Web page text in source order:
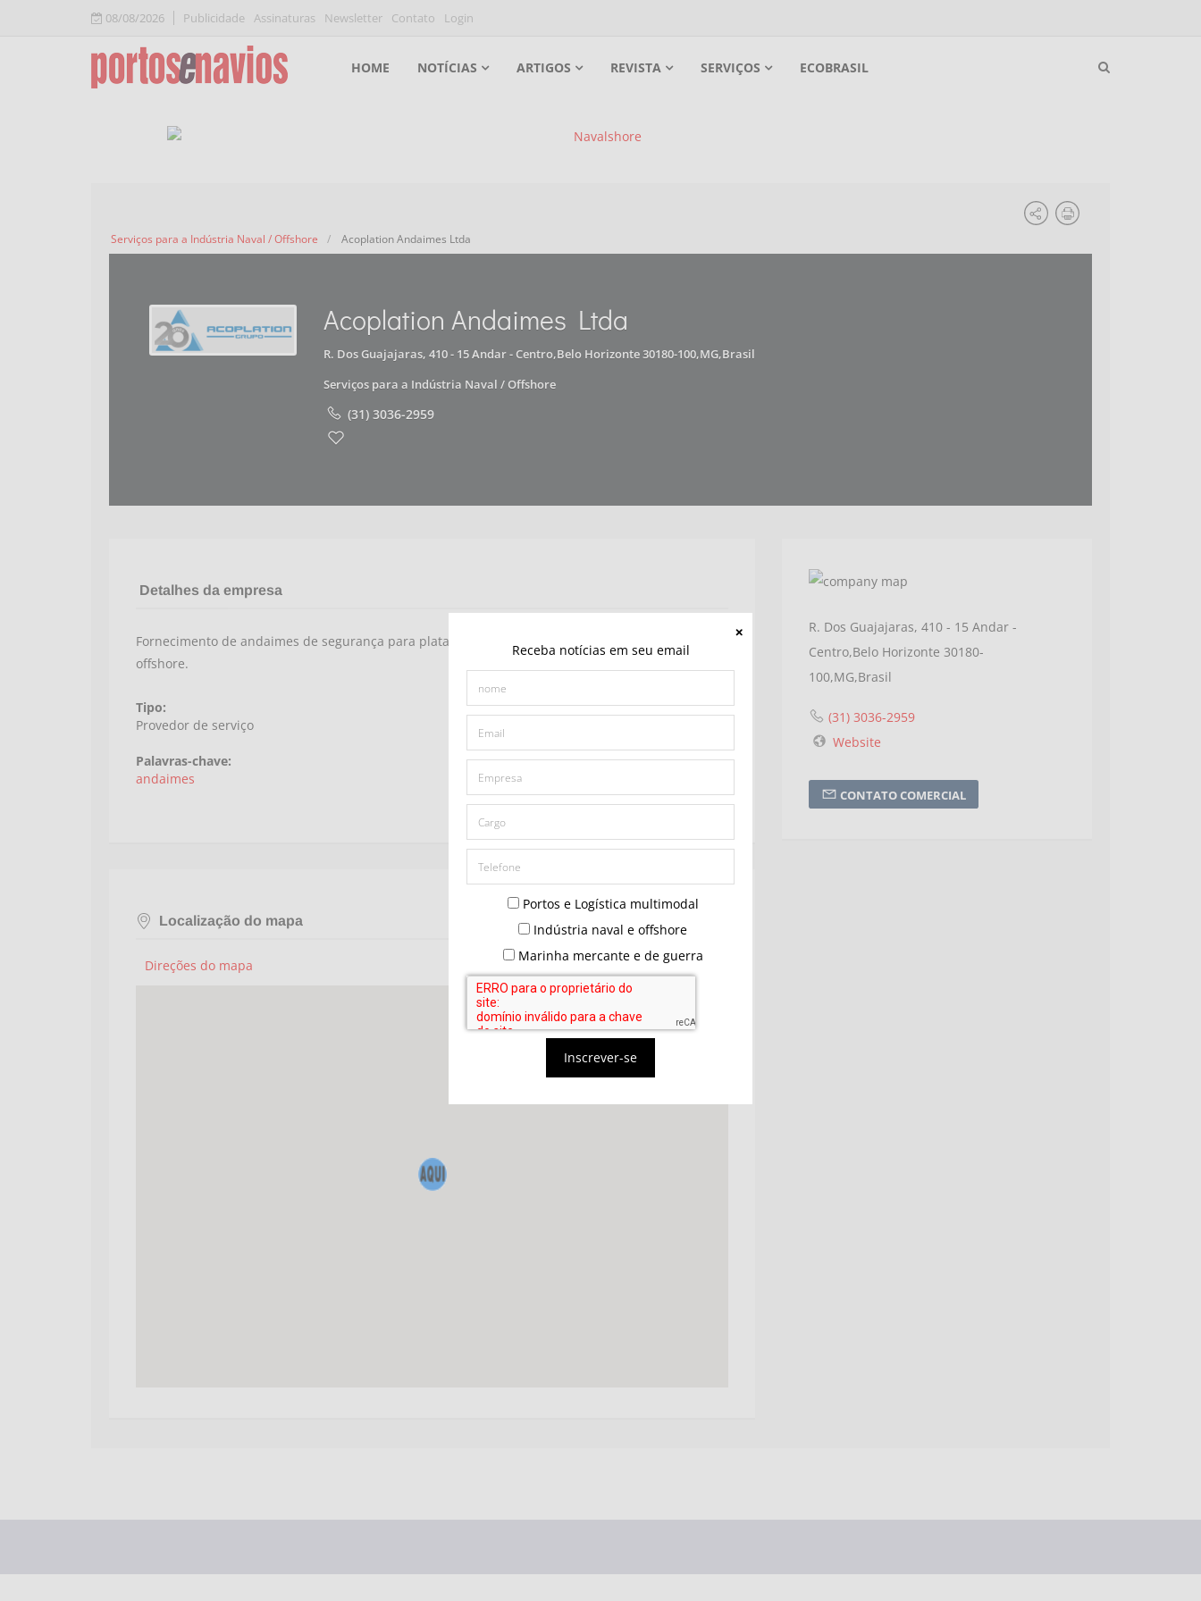
Receba notícias em seu email
Portos e Logística multimodal
Indústria naval e offshore
Marinha mercante e de guerra
Inscrever-se
08/08/2026 Publicidade Assinaturas Newsletter Contato Login
HOME NOTÍCIAS ARTIGOS REVISTA SERVIÇOS ECOBRASIL
Serviços para a Indústria Naval / Offshore Acoplation Andaimes Ltda
Acoplation Andaimes Ltda
R. Dos Guajajaras, 410 - 15 Andar - Centro,Belo Horizonte 30180-100,MG,Brasil
Serviços para a Indústria Naval / Offshore
(31) 3036-2959
Detalhes da empresa
Fornecimento de andaimes de segurança para plataformas maritimas projetos para industria
offshore.
Tipo:
Provedor de serviço
Palavras-chave:
andaimes
Localização do mapa
Direções do mapa
R. Dos Guajajaras, 410 - 15 Andar -
Centro,Belo Horizonte 30180-
100,MG,Brasil
(31) 3036-2959
Website
CONTATO COMERCIAL